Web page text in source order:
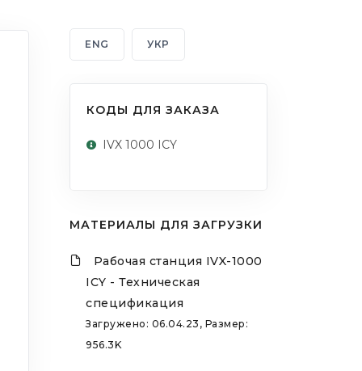
ENG УКР
КОДЫ ДЛЯ ЗАКАЗА
IVX 1000 ICY
МАТЕРИАЛЫ ДЛЯ ЗАГРУЗКИ
Рабочая станция IVX-1000
ICY - Техническая
спецификация
Загружено: 06.04.23, Размер:
956.3K